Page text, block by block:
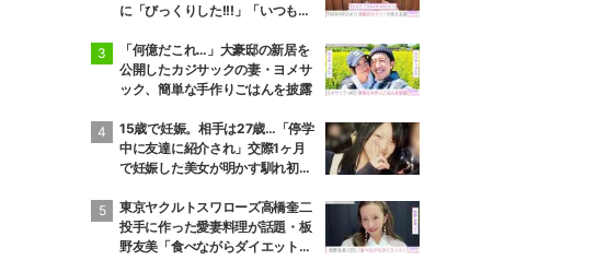
に「びっくりした!!!」「いつもと
の反響
「何億だこれ…」大豪邸の新居を
公開したカジサックの妻・ヨメサ
ック、簡単な手作りごはんを披露
15歳で妊娠。相手は27歳…「停学
中に友達に紹介され」交際1ヶ月
で妊娠した美女が明かす馴れ初め
絶句
東京ヤクルトスワローズ高橋奎二
投手に作った愛妻料理が話題・板
野友美「食べながらダイエット」